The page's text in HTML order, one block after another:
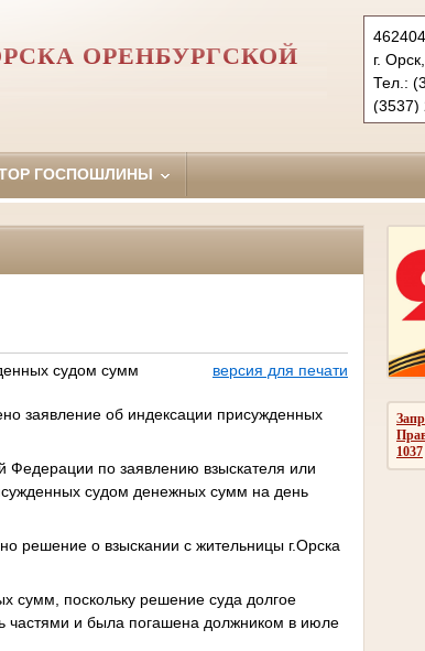
г.
Тел.:
(3537)
ОРЕНБУРГСКОЙ
ГОСПОШЛИНЫ
1037
судом сумм
версия для печати
заявление об индексации присужденных
Федерации по заявлению взыскателя или
судом денежных сумм на день
решение о взыскании с жительницы г.Орска
сумм, поскольку решение суда долгое
частями и была погашена должником в июле